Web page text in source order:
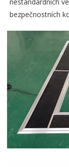
bezpečnostních